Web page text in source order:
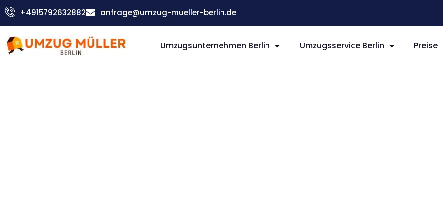
Zum
Inhalt
+4915792632882 anfrage@umzug-mueller-berlin.de
Umzugsunternehmen Berlin Umzugsservice Berlin Preise